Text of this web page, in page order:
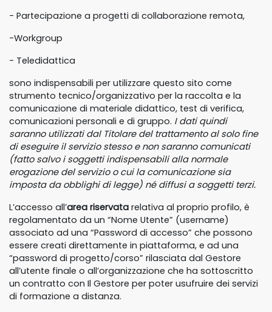
- Partecipazione a progetti di collaborazione remota,
-Workgroup
- Teledidattica
sono indispensabili per utilizzare questo sito come
strumento tecnico/organizzativo per la raccolta e la
comunicazione di materiale didattico, test di verifica,
comunicazioni personali e di gruppo. I dati quindi
saranno utilizzati dal Titolare del trattamento al solo fine
di eseguire il servizio stesso e non saranno comunicati
(fatto salvo i soggetti indispensabili alla normale
erogazione del servizio o cui la comunicazione sia
imposta da obblighi di legge) né diffusi a soggetti terzi.
L’accesso all’area riservata relativa al proprio profilo, è
regolamentato da un “Nome Utente” (username)
associato ad una “Password di accesso” che possono
essere creati direttamente in piattaforma, e ad una
“password di progetto/corso” rilasciata dal Gestore
all’utente finale o all’organizzazione che ha sottoscritto
un contratto con Il Gestore per poter usufruire dei servizi
di formazione a distanza.